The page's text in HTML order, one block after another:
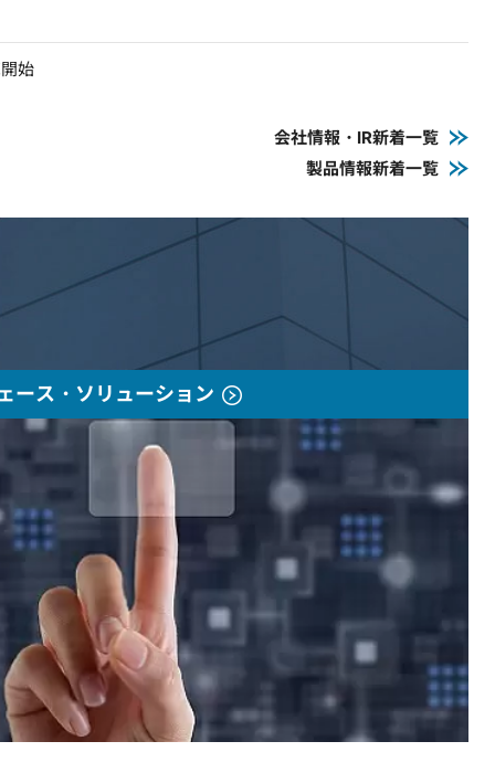
始
会社情報・IR新着一覧
製品情報新着一覧
ース・ソリューション